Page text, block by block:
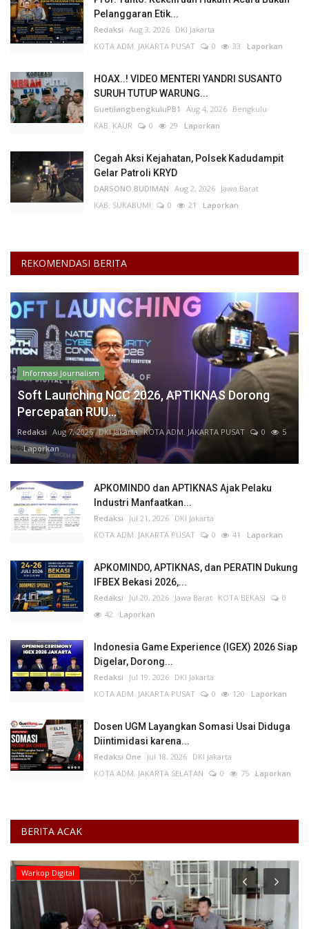
Pelanggaran Etik...
Redaksi Aug 3, 2026 DKI Jakarta
KOTA ADM. JAKARTA PUSAT
0 33 Laporkan
HOAX..! VIDEO MENTERI YANDRI SUSANTO
SURUH TUTUP WARUNG...
GuetilangbengkuluPB1 Aug 4, 2026 Bengkulu
KAB. KAUR
0 29 Laporkan
Cegah Aksi Kejahatan, Polsek Kadudampit
Gelar Patroli KRYD
DARSONO BUDIMAN Aug 2, 2026 Jawa Barat
KAB. SUKABUMI
0 21 Laporkan
REKOMENDASI BERITA
Informasi Journalism
Soft Launching NCC 2026, APTIKNAS Dorong
Percepatan RUU...
Redaksi Aug 7, 2026 DKI Jakarta KOTA ADM. JAKARTA PUSAT 0
5
Laporkan
APKOMINDO dan APTIKNAS Ajak Pelaku
Industri Manfaatkan...
Redaksi Jul 21, 2026 DKI Jakarta
KOTA ADM. JAKARTA PUSAT
0 41 Laporkan
APKOMINDO, APTIKNAS, dan PERATIN Dukung
IFBEX Bekasi 2026,...
Redaksi Jul 20, 2026 Jawa Barat KOTA BEKASI
0
42 Laporkan
Indonesia Game Experience (IGEX) 2026 Siap
Digelar, Dorong...
Redaksi Jul 19, 2026 DKI Jakarta
KOTA ADM. JAKARTA PUSAT
0 120 Laporkan
Dosen UGM Layangkan Somasi Usai Diduga
Diintimidasi karena...
Redaksi One Jul 18, 2026 DKI Jakarta
KOTA ADM. JAKARTA SELATAN
0 75 Laporkan
BERITA ACAK
Warkop Digital